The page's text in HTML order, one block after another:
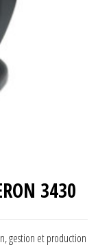
3430
gestion et production